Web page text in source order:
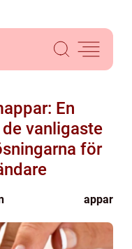
En
vanligaste
för
appar